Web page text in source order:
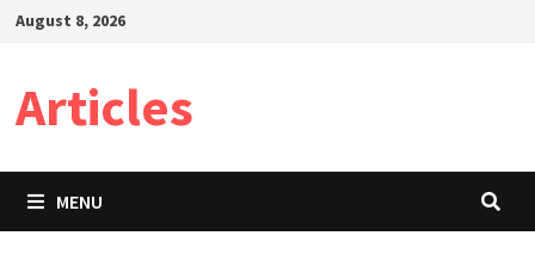
SkipAugust 8, 2026
Articles
MENU